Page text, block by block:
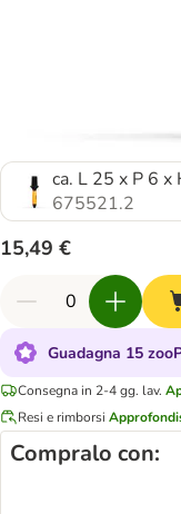
ca. L 25 x P 6 x
675521.2
15,49 €
Guadagna 15
Consegna in 2-4 gg. lav.
Resi e rimborsi
Compralo con: